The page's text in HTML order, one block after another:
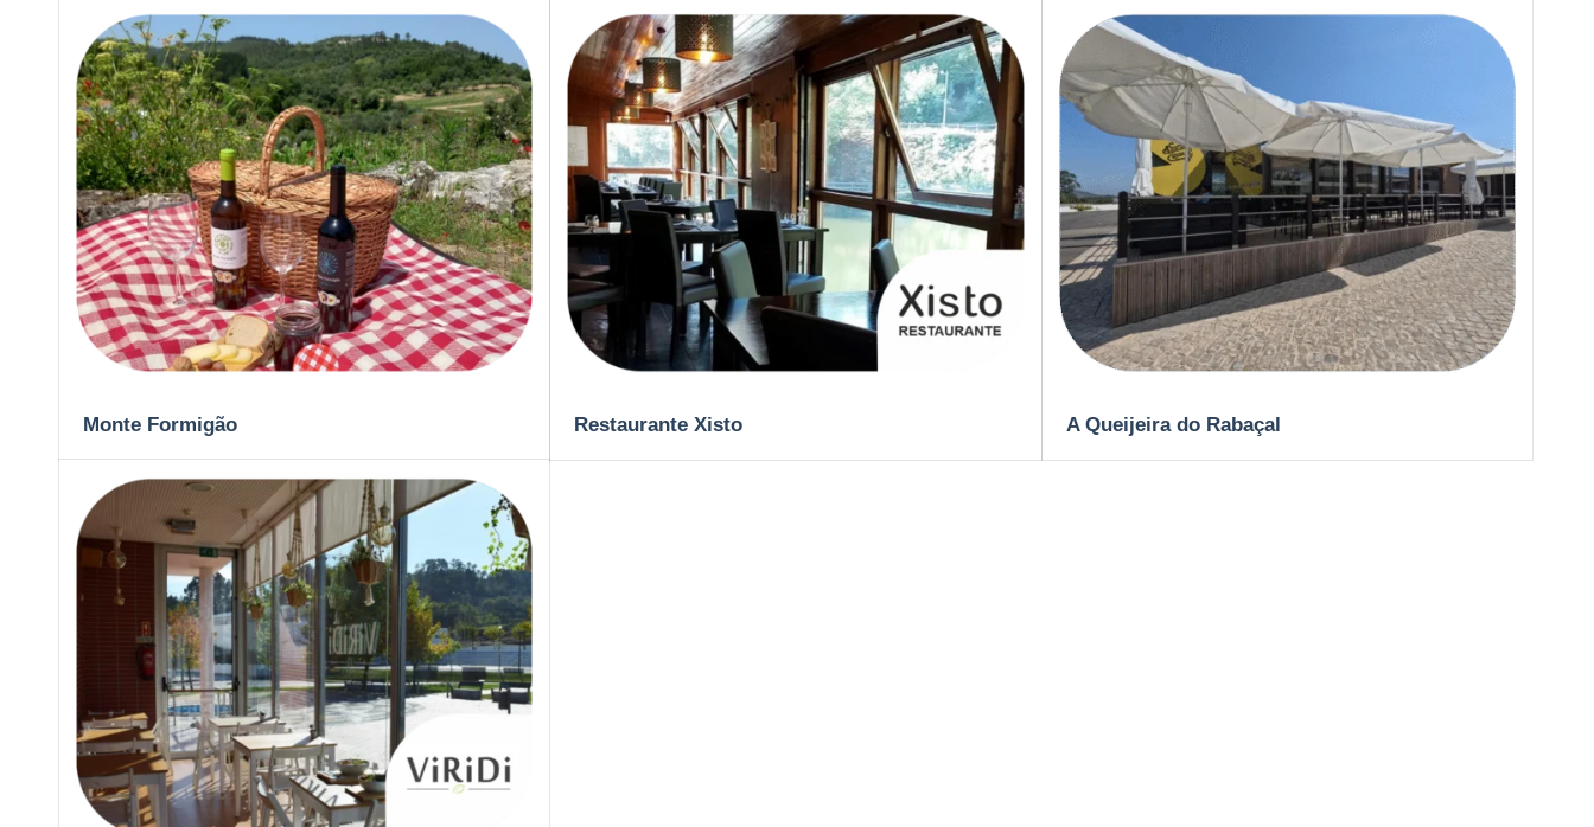
Monte Formigão Restaurante Xisto A Queijeira do Rabaçal